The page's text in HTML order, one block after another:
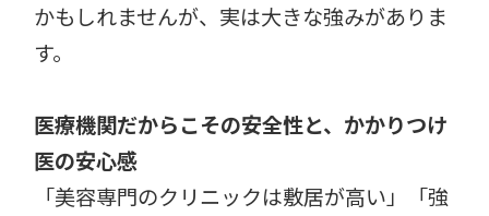
かもしれませんが、実は大きな強みがありま
す。
医療機関だからこその安全性と、かかりつけ
医の安心感
「美容専門のクリニックは敷居が高い」「強